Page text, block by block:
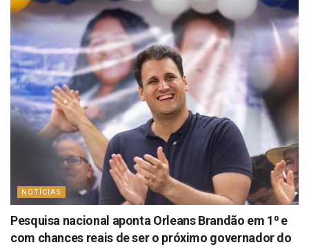
NOTÍCIAS
Pesquisa nacional aponta Orleans Brandão em 1⁰ e
com chances reais de ser o próximo governador do